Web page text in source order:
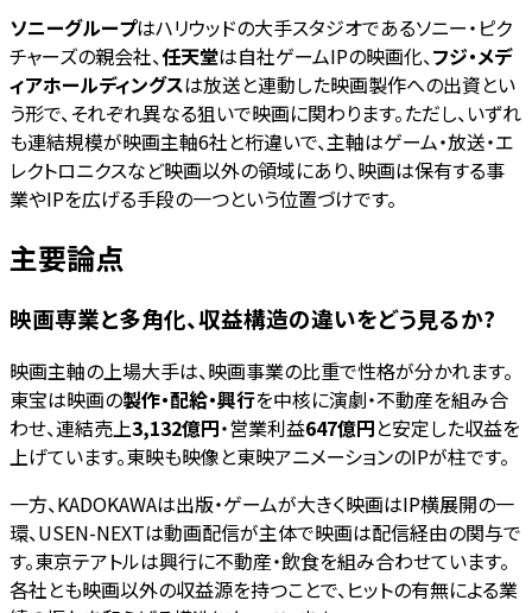
ソニーグループはハリウッドの大手スタジオであるソニー・ピク
チャーズの親会社、任天堂は自社ゲームIPの映画化、フジ・メデ
ィアホールディングスは放送と連動した映画製作への出資とい
う形で、それぞれ異なる狙いで映画に関わります。ただし、いずれ
も連結規模が映画主軸6社と桁違いで、主軸はゲーム・放送・エ
レクトロニクスなど映画以外の領域にあり、映画は保有する事
業やIPを広げる手段の一つという位置づけです。
主要論点
映画専業と多角化、収益構造の違いをどう見るか?
映画主軸の上場大手は、映画事業の比重で性格が分かれます。
東宝は映画の製作・配給・興行を中核に演劇・不動産を組み合
わせ、連結売上3,132億円・営業利益647億円と安定した収益を
上げています。東映も映像と東映アニメーションのIPが柱です。
一方、KADOKAWAは出版・ゲームが大きく映画はIP横展開の一
環、USEN-NEXTは動画配信が主体で映画は配信経由の関与で
す。東京テアトルは興行に不動産・飲食を組み合わせています。
各社とも映画以外の収益源を持つことで、ヒットの有無による業